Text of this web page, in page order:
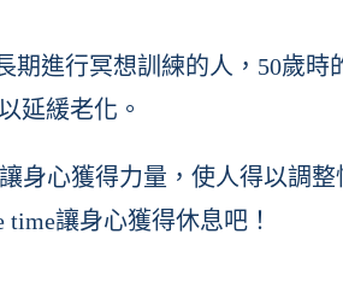
期進行冥想訓練的人，50歲
延緩老化。
身心獲得力量，使人得以調
讓身心獲得休息吧！